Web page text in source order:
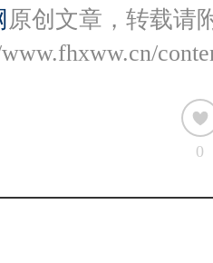
原创文章，转载请
0